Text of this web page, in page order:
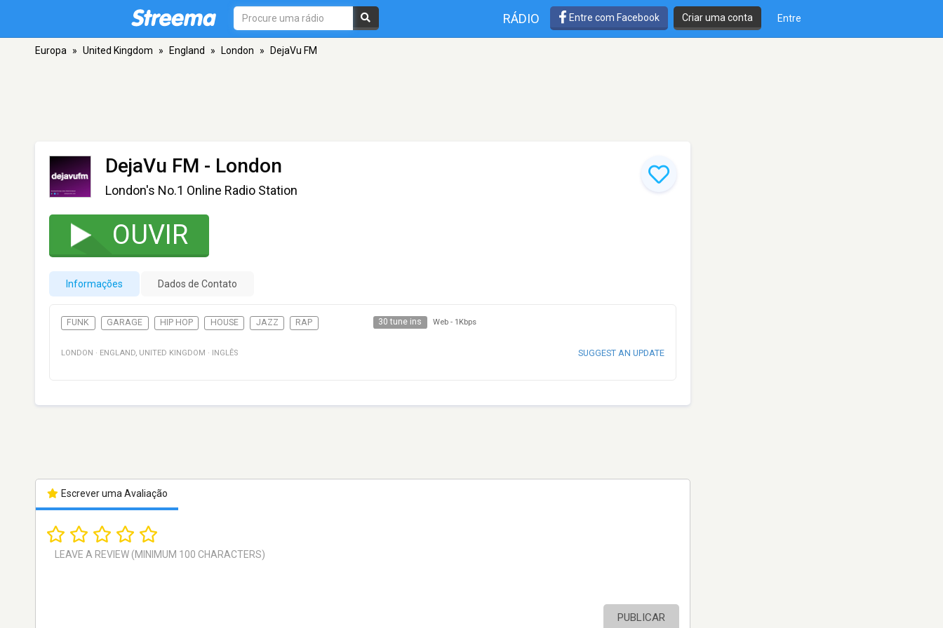
RÁDIO Entre com Facebook Criar uma conta Entre
Europa » United Kingdom » England » London » DejaVu FM
DejaVu FM - London
London's No.1 Online Radio Station
OUVIR
Informações Dados de Contato
FUNK GARAGE HIP HOP HOUSE JAZZ RAP 30 tune ins Web - 1Kbps
LONDON · ENGLAND, UNITED KINGDOM · INGLÊS SUGGEST AN UPDATE
Escrever uma Avaliação
PUBLICAR